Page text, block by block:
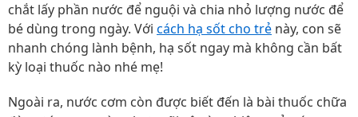
chắt lấy phần nước để nguội và chia nhỏ lượng nước để
bé dùng trong ngày. Với cách hạ sốt cho trẻ này, con sẽ
nhanh chóng lành bệnh, hạ sốt ngay mà không cần bất
kỳ loại thuốc nào nhé mẹ!
Ngoài ra, nước cơm còn được biết đến là bài thuốc chữa